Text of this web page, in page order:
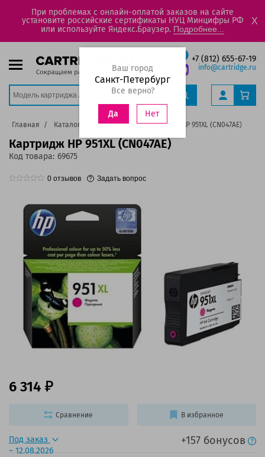
При проблемах с онлайн-оплатой заказов на сайте
установите российские сертификаты НУЦ Минцифры РФ
или используйте Яндекс.Браузер. Подробнее...
X
+7 (812) 655-67-19
info@cartridge.ru
Ваш город
Санкт-Петербург
Все верно?
Да Нет
Главная Каталог Картриджи Картридж HP 951XL (CN047AE)
Картридж HP 951XL (CN047AE)
Код товара: 69675
0 отзывов Задать вопрос
Под заказ
~ 12.08.2026
+157 бонусов
6 314
Сравнение В избранное